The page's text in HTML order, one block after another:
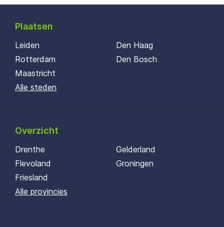
Plaatsen
Leiden
Rotterdam
Maastricht
Den Haag
Den Bosch
Alle steden
Overzicht
Drenthe
Flevoland
Friesland
Gelderland
Groningen
Alle provincies